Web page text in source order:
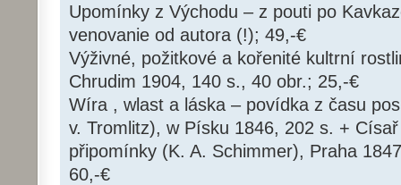
Upomínky z Východu – z pouti po
venovanie od autora (!); 49,-€
Výživné, požitkové a kořenité kultrní
Chrudim 1904, 140 s., 40 obr.; 25,-€
Wíra , wlast a láska – povídka z času
v. Tromlitz), w Písku 1846, 202 s. +
připomínky (K. A. Schimmer), Praha
60,-€